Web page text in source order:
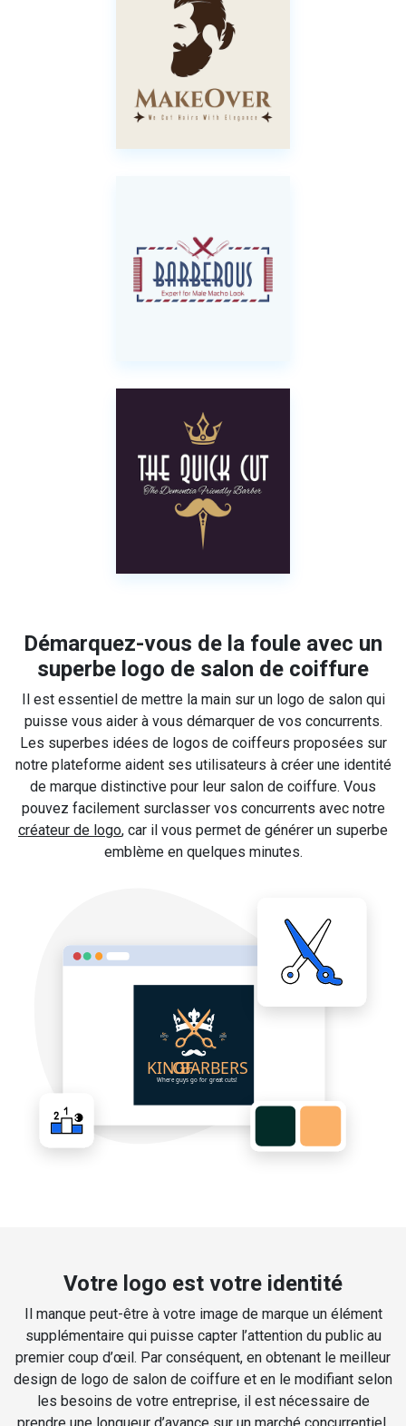
Démarquez-vous de la foule avec un
superbe logo de salon de coiffure
Il est essentiel de mettre la main sur un logo de salon qui
puisse vous aider à vous démarquer de vos concurrents.
Les superbes idées de logos de coiffeurs proposées sur
notre plateforme aident ses utilisateurs à créer une identité
de marque distinctive pour leur salon de coiffure. Vous
pouvez facilement surclasser vos concurrents avec notre
créateur de logo, car il vous permet de générer un superbe
emblème en quelques minutes.
Votre logo est votre identité
Il manque peut-être à votre image de marque un élément
supplémentaire qui puisse capter l’attention du public au
premier coup d’œil. Par conséquent, en obtenant le meilleur
design de logo de salon de coiffure et en le modifiant selon
les besoins de votre entreprise, il est nécessaire de